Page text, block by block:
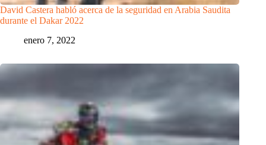
David Castera habló acerca de la seguridad en Arabia Saudita
durante el Dakar 2022
enero 7, 2022